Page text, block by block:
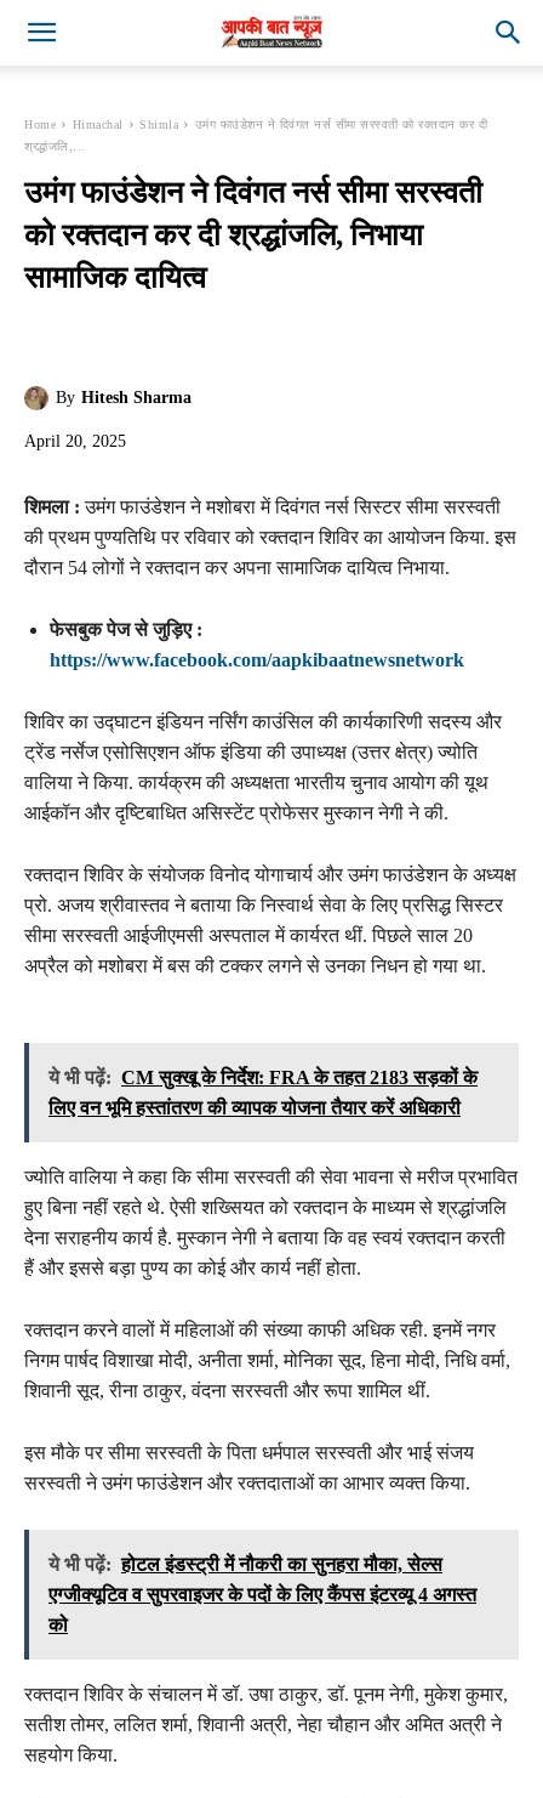
Home Himachal Shimla
उमंग फाउंडेशन ने दिवंगत नर्स सीमा सरस्वती को रक्तदान कर दी
श्रद्धांजलि,...
उमंग फाउंडेशन ने दिवंगत नर्स सीमा सरस्वती
को रक्तदान कर दी श्रद्धांजलि, निभाया
सामाजिक दायित्व
By Hitesh Sharma
April 20, 2025
शिमला : उमंग फाउंडेशन ने मशोबरा में दिवंगत नर्स सिस्टर सीमा सरस्वती
की प्रथम पुण्यतिथि पर रविवार को रक्तदान शिविर का आयोजन किया. इस
दौरान 54 लोगों ने रक्तदान कर अपना सामाजिक दायित्व निभाया.
फेसबुक पेज से जुड़िए :
https://www.facebook.com/aapkibaatnewsnetwork
शिविर का उद्घाटन इंडियन नर्सिंग काउंसिल की कार्यकारिणी सदस्य और
ट्रेंड नर्सेज एसोसिएशन ऑफ इंडिया की उपाध्यक्ष (उत्तर क्षेत्र) ज्योति
वालिया ने किया. कार्यक्रम की अध्यक्षता भारतीय चुनाव आयोग की यूथ
आईकॉन और दृष्टिबाधित असिस्टेंट प्रोफेसर मुस्कान नेगी ने की.
रक्तदान शिविर के संयोजक विनोद योगाचार्य और उमंग फाउंडेशन के अध्यक्ष
प्रो. अजय श्रीवास्तव ने बताया कि निस्वार्थ सेवा के लिए प्रसिद्ध सिस्टर
सीमा सरस्वती आईजीएमसी अस्पताल में कार्यरत थीं. पिछले साल 20
अप्रैल को मशोबरा में बस की टक्कर लगने से उनका निधन हो गया था.
ये भी पढ़ें: CM सुक्खू के निर्देश: FRA के तहत 2183 सड़कों के
लिए वन भूमि हस्तांतरण की व्यापक योजना तैयार करें अधिकारी
ज्योति वालिया ने कहा कि सीमा सरस्वती की सेवा भावना से मरीज प्रभावित
हुए बिना नहीं रहते थे. ऐसी शख्सियत को रक्तदान के माध्यम से श्रद्धांजलि
देना सराहनीय कार्य है. मुस्कान नेगी ने बताया कि वह स्वयं रक्तदान करती
हैं और इससे बड़ा पुण्य का कोई और कार्य नहीं होता.
रक्तदान करने वालों में महिलाओं की संख्या काफी अधिक रही. इनमें नगर
निगम पार्षद विशाखा मोदी, अनीता शर्मा, मोनिका सूद, हिना मोदी, निधि वर्मा,
शिवानी सूद, रीना ठाकुर, वंदना सरस्वती और रूपा शामिल थीं.
इस मौके पर सीमा सरस्वती के पिता धर्मपाल सरस्वती और भाई संजय
सरस्वती ने उमंग फाउंडेशन और रक्तदाताओं का आभार व्यक्त किया.
ये भी पढ़ें: होटल इंडस्ट्री में नौकरी का सुनहरा मौका, सेल्स
एग्जीक्यूटिव व सुपरवाइजर के पदों के लिए कैंपस इंटरव्यू 4 अगस्त
को
रक्तदान शिविर के संचालन में डॉ. उषा ठाकुर, डॉ. पूनम नेगी, मुकेश कुमार,
सतीश तोमर, ललित शर्मा, शिवानी अत्री, नेहा चौहान और अमित अत्री ने
सहयोग किया.